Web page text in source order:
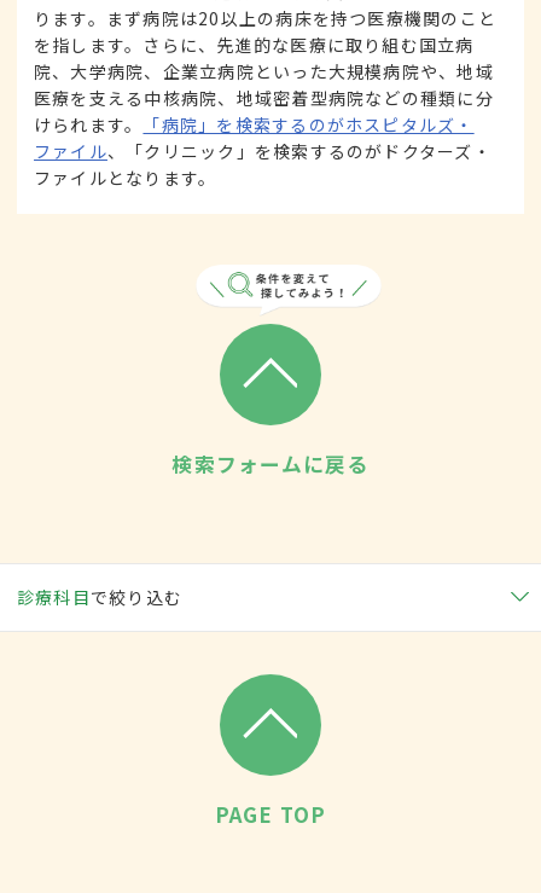
ります。まず病院は20以上の病床を持つ医療機関のこと
を指します。さらに、先進的な医療に取り組む国立病
院、大学病院、企業立病院といった大規模病院や、地域
医療を支える中核病院、地域密着型病院などの種類に分
けられます。
「病院」を検索するのがホスピタルズ・
ファイル、「クリニック」を検索するのがドクターズ・
ファイルとなります。
検索フォームに戻る
診療科目で絞り込む
PAGE TOP